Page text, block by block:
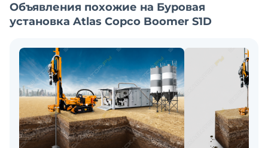
Объявления похожие на Буровая
установка Atlas Copco Boomer S1D